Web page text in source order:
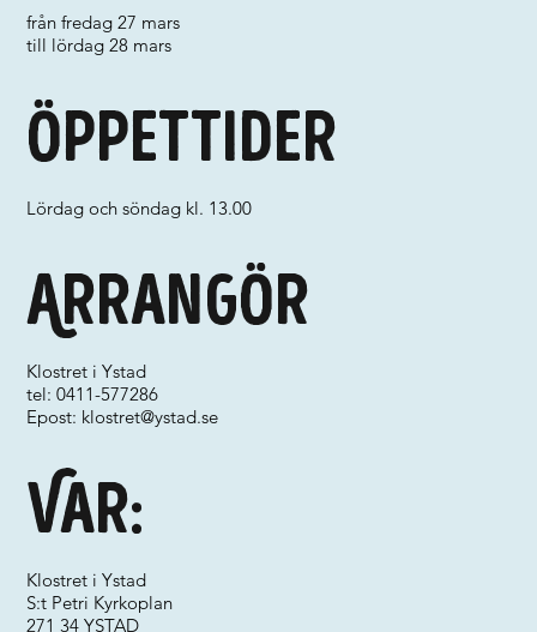
från fredag 27 mars
till lördag 28 mars
Var:
Arrangör
Klostret i Ystad
tel: 0411-577286
Epost: klostret@ystad.se
Klostret i Ystad
S:t Petri Kyrkoplan
271 34 YSTAD
Öppettider
Lördag och söndag kl. 13.00